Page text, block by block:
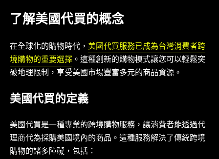
了解美國代買的概念
在全球化的購物時代， 美國代買服務已成為台灣消費者跨
境購物的重要選擇 。這種創新的購物模式讓您可以輕鬆突
破地理限制，享受美國市場豐富多元的商品資源。
美國代買的定義
美國代買是一種專業的跨境購物服務，讓消費者能透過代
理商代為採購美國境內的商品。這種服務解決了傳統跨境
購物的諸多障礙，包括：